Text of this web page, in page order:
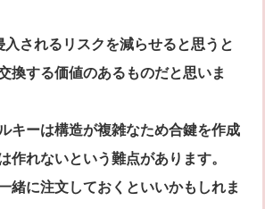
されるリスクを減らせると思うと
換する価値のあるものだと思いま
キーは構造が複雑なため合鍵を作成
作れないという難点があります。
緒に注文しておくといいかもしれま